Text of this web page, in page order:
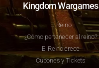
Kingdom Wargames
El Reino
¿Cómo pertenecer al reino?
El Reino crece
Cupones y Tickets